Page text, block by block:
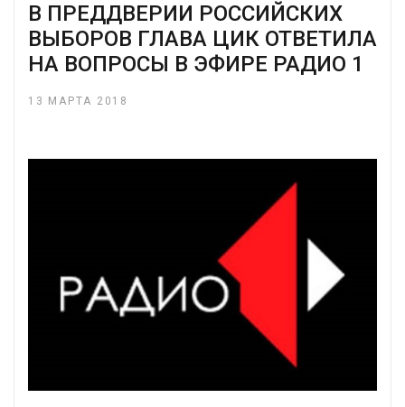
В ПРЕДДВЕРИИ РОССИЙСКИХ
ВЫБОРОВ ГЛАВА ЦИК ОТВЕТИЛА
НА ВОПРОСЫ В ЭФИРЕ РАДИО 1
13 МАРТА 2018